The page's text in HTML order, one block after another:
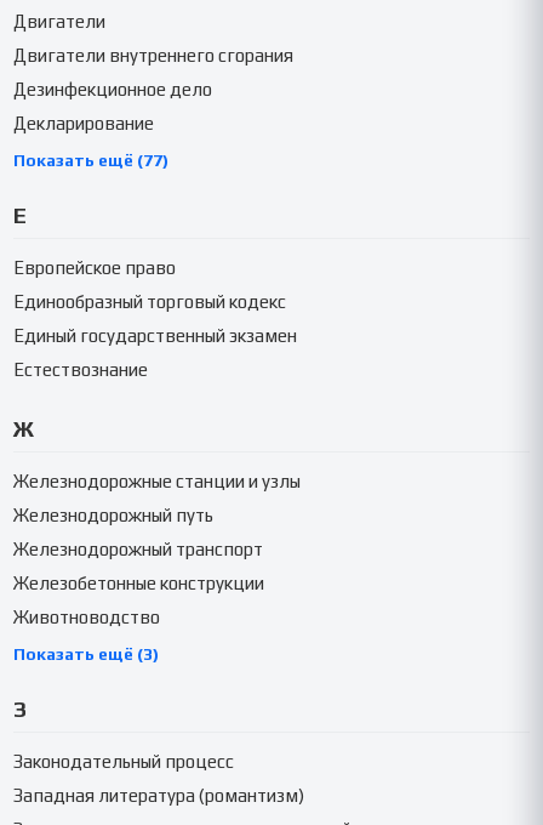
Двигатели
Двигатели внутреннего сгорания
Дезинфекционное дело
Декларирование
Показать ещё (77)
Е
Европейское право
Единообразный торговый кодекс
Единый государственный экзамен
Естествознание
Ж
Железнодорожные станции и узлы
Железнодорожный путь
Железнодорожный транспорт
Железобетонные конструкции
Животноводство
Показать ещё (3)
З
Законодательный процесс
Западная литература (романтизм)